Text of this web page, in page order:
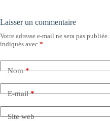
Laisser un commentaire
Votre adresse e-mail ne sera pas publiée.
indiqués avec *
Nom*
E-mail*
Site web